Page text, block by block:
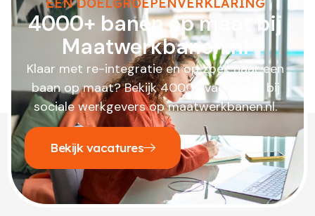
EEN DOELGROEPENVERKLARING
4000+ banen op maat bij
Maatwerkbanen.nl
Klaar met re-integratie en op zoek naar een
baan op maat? Bekijk 4000+ vacatures bij
sociale werkgevers op maatwerkbanen.nl.
Bekijk vacatures